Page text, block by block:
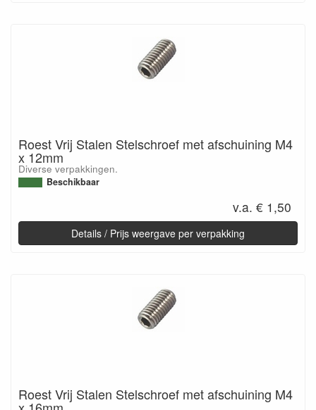
Roest Vrij Stalen Stelschroef met afschuining M4
x 12mm
Diverse verpakkingen.
Beschikbaar
v.a. € 1,50
Details / Prijs weergave per verpakking
Roest Vrij Stalen Stelschroef met afschuining M4